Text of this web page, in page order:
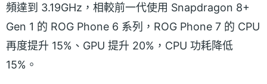
頻達到 3.19GHz，相較前一代使用 Snapdragon 8+
Gen 1 的 ROG Phone 6 系列，ROG Phone 7 的 CPU
再度提升 15%、GPU 提升 20%，CPU 功耗降低
15%。